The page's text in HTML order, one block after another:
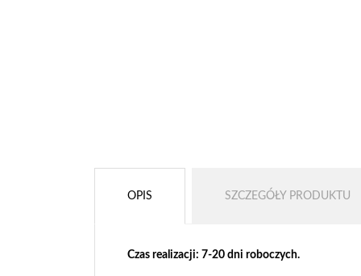
OPIS SZCZEGÓŁY PRODUKTU
Czas realizacji: 7-20 dni roboczych.